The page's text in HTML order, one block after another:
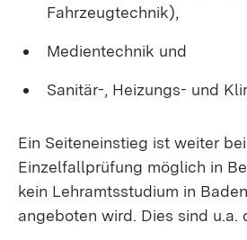
Fahrzeugtechnik),
Medientechnik und
Sanitär-, Heizungs- und
Ein Seiteneinstieg ist weiter
Einzelfallprüfung möglich in
kein Lehramtsstudium in
angeboten wird. Dies sind u.a.